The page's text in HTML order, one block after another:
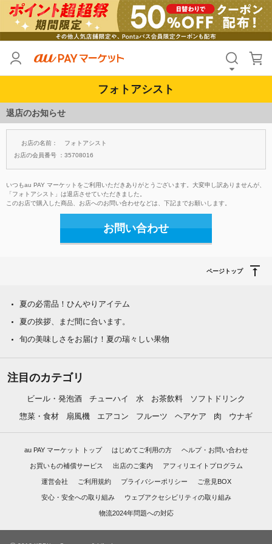
フォトアシスト
退店のお知らせ
お店の名前：
フォトアシスト
お店の会員番号 ： 35708016
いつもau PAY マーケットをご利用いただきありがとうございます。大変申し訳ありませんが、
「フォトアシスト」は退店させていただきました。
このお店で購入した商品、お店へのお問い合わせなどは、下記までお願いします。
お問い合わせ
ページトップ
夏の必需品！ひんやりアイテム
夏の挨拶、まだ間に合います。
旬の美味しさをお届け！夏の瑞々しい果物
注目のカテゴリ
ビール・発泡酒 チューハイ 水 お茶飲料
ソフトドリンク
惣菜・食材
扇風機 エアコン フルーツ ヘアケア 肉 ウナギ
au PAY マーケット トップ はじめてご利用の方 ヘルプ・お問い合わせ
お買いもの補償サービス 出店のご案内 アフィリエイトプログラム
運営会社 ご利用規約 プライバシーポリシー ご意見BOX
安心・安全への取り組み ウェブアクセシビリティの取り組み
物流2024年問題への対応